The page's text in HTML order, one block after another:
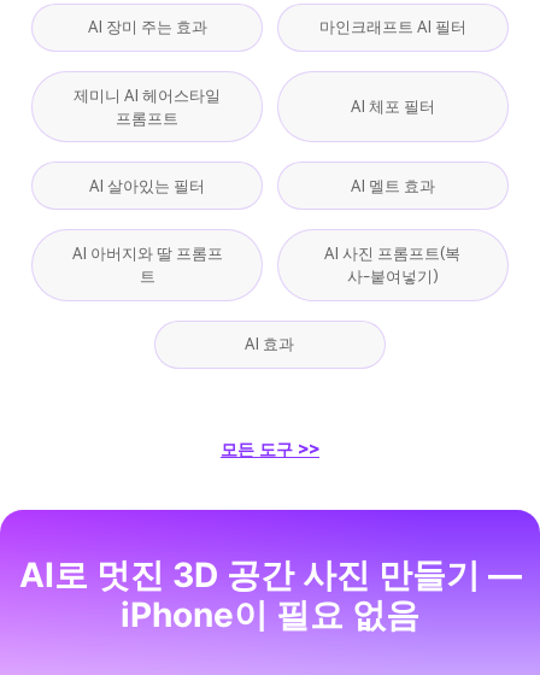
AI 장미 주는 효과 마인크래프트 AI 필터
제미니 AI 헤어스타일
프롬프트
AI 체포 필터
AI 살아있는 필터 AI 멜트 효과
AI 아버지와 딸 프롬프
트
AI 사진 프롬프트(복
사-붙여넣기)
AI 효과
모든 도구 >>
AI로 멋진 3D 공간 사진 만들기 —
iPhone이 필요 없음